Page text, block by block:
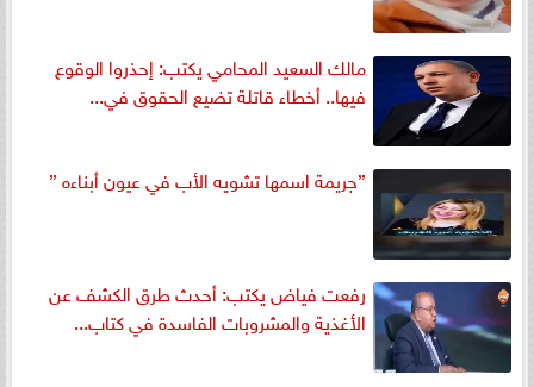
مالك السعيد المحامي يكتب: إحذروا الوقوع
فيها.. أخطاء قاتلة تضيع الحقوق في...
”جريمة اسمها تشويه الأب في عيون أبناءه ”
رفعت فياض يكتب: أحدث طرق الكشف عن
الأغذية والمشروبات الفاسدة في كتاب...